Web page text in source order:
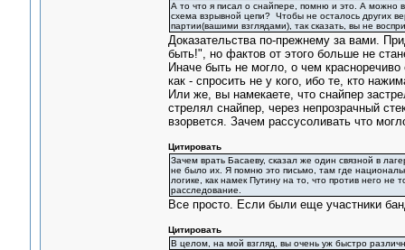
А то что я писал о снайпере, помню и это. А можно
схема взрывной цепи? Чтобы не осталось других
партии(вашими взглядами), так сказать, вы не
Доказательства по-прежнему за вами.
быть!", но фактов от этого больше не
Иначе быть не могло, о чем
как - спросить не у кого, ибо те, кто
Или же, вы намекаете, что снайпер
стрелял снайпер, через непрозрачный
взорвется. Зачем рассусоливать что
Цитировать
Зачем врать Басаеву, сказал же один связной в
не было их. Я помню это письмо, там где
логике, как намек Путину на то, что против него
расследование.
Все просто. Если были еще участники
Цитировать
В целом, на мой взгляд, вы очень уж быстро